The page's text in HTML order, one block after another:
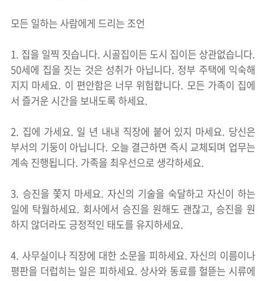
모든 일하는 사람에게 드리는 조언
1. 집을 일찍 짓습니다. 시골집이든 도시 집이든 상관없습니다.
50세에 집을 짓는 것은 성취가 아닙니다. 정부 주택에 익숙해
지지 마세요. 이 편안함은 너무 위험합니다. 모든 가족이 집에
서 즐거운 시간을 보내도록 하세요.
2. 집에 가세요. 일 년 내내 직장에 붙어 있지 마세요. 당신은
부서의 기둥이 아닙니다. 오늘 결근하면 즉시 교체되며 업무는
계속 진행됩니다. 가족을 최우선으로 생각하세요.
3. 승진을 쫓지 마세요. 자신의 기술을 숙달하고 자신이 하는
일에 탁월하세요. 회사에서 승진을 원해도 괜찮고, 승진을 원
하지 않더라도 긍정적인 태도를 유지하세요.
4. 사무실이나 직장에 대한 소문을 피하세요. 자신의 이름이나
평판을 더럽히는 일은 피하세요. 상사와 동료를 헐뜯는 시류에